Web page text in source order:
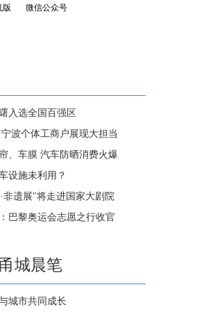
版 微信公众号
入选全国百强区
波个体工商户展现大担当
、车膜 汽车防晒消费火爆
设施未利用？
非遗展"将走进国家大剧院
巴黎奥运会志愿之行收官
城晨笔
城市共同成长